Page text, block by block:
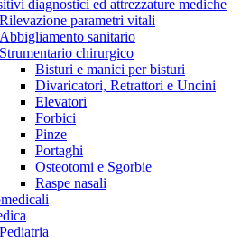
diagnostici ed attrezzature mediche
Rilevazione parametri vitali
Abbigliamento sanitario
Strumentario chirurgico
Bisturi e manici per bisturi
Divaricatori, Retrattori e Uncini
Elevatori
Forbici
Pinze
Portaghi
Osteotomi e Sgorbie
Raspe nasali
Pediatria